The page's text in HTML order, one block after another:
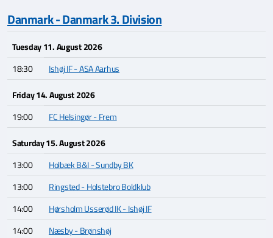
Danmark - Danmark 3. Division
Tuesday 11. August 2026
18:30
Ishøj IF - ASA Aarhus
Friday 14. August 2026
19:00
FC Helsingør - Frem
Saturday 15. August 2026
13:00
Holbæk B&I - Sundby BK
13:00
Ringsted - Holstebro Boldklub
14:00
Hørsholm Usserød IK - Ishøj IF
14:00
Næsby - Brønshøj